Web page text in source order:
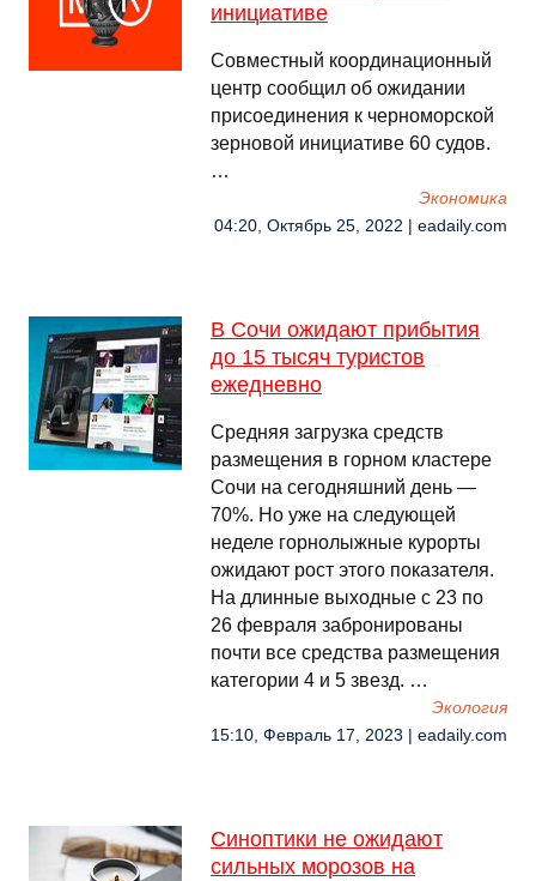
инициативе
Совместный координационный
центр сообщил об ожидании
присоединения к черноморской
зерновой инициативе 60 судов.
…
Экономика
04:20, Октябрь 25, 2022 | eadaily.com
В Сочи ожидают прибытия
до 15 тысяч туристов
ежедневно
Средняя загрузка средств
размещения в горном кластере
Сочи на сегодняшний день —
70%. Но уже на следующей
неделе горнолыжные курорты
ожидают рост этого показателя.
На длинные выходные с 23 по
26 февраля забронированы
почти все средства размещения
категории 4 и 5 звезд. …
Экология
15:10, Февраль 17, 2023 | eadaily.com
Синоптики не ожидают
сильных морозов на